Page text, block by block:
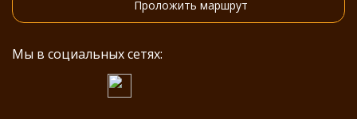
Проложить маршрут
Мы в социальных сетях: